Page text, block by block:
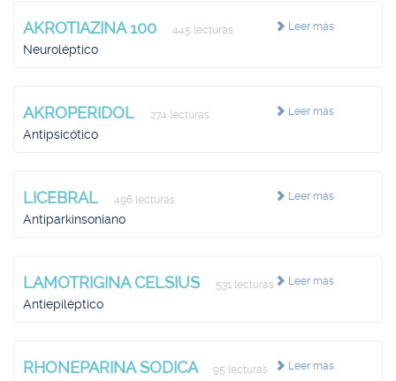
Leer más
AKROTIAZINA 100 445 lecturas
Neuroléptico
Leer más
AKROPERIDOL 274 lecturas
Antipsicótico
Leer más
LICEBRAL 496 lecturas
Antiparkinsoniano
Leer más
LAMOTRIGINA CELSIUS 531 lecturas
Antiepiléptico
Leer más
RHONEPARINA SODICA 95 lecturas